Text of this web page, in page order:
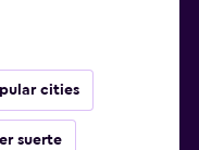
cities
suerte